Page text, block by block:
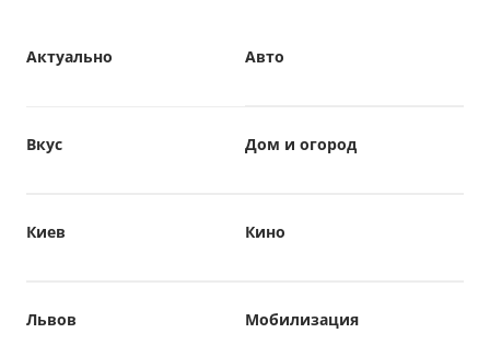
Авто
Актуально
Вкус Дом и огород
Киев Кино
Львов Мобилизация